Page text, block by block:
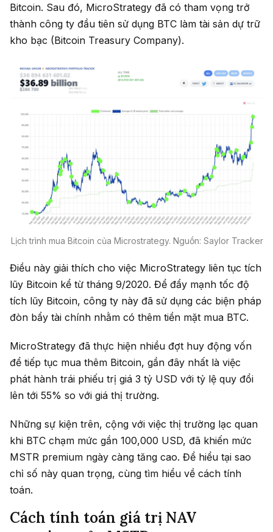
Bitcoin. Sau đó, MicroStrategy đã có tham vọng trở
thành công ty đầu tiên sử dụng BTC làm tài sản dự trữ
kho bạc (Bitcoin Treasury Company).
Lịch trình mua Bitcoin của Microstrategy. Nguồn: Saylor Tracker
Điều này giải thích cho việc MicroStrategy liên tục tích
lũy Bitcoin kể từ tháng 9/2020. Để đẩy mạnh tốc độ
tích lũy Bitcoin, công ty này đã sử dụng các biện pháp
đòn bẩy tài chính nhằm có thêm tiền mặt mua BTC.
MicroStrategy đã thực hiện nhiều đợt huy động vốn
để tiếp tục mua thêm Bitcoin, gần đây nhất là việc
phát hành trái phiếu trị giá 3 tỷ USD với tỷ lệ quy đổi
lên tới 55% so với giá thị trường.
Những sự kiện trên, cộng với việc thị trường lạc quan
khi BTC chạm mức gần 100,000 USD, đã khiến mức
MSTR premium ngày càng tăng cao. Để hiểu tại sao
chỉ số này quan trọng, cùng tìm hiểu về cách tính
toán.
Cách tính toán giá trị NAV